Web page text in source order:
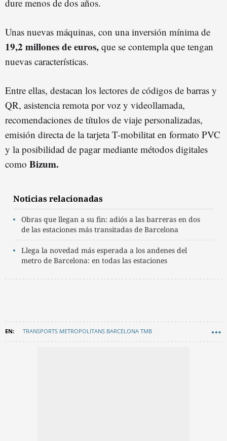
dure menos de dos años.
Unas nuevas máquinas, con una inversión mínima de
19,2 millones de euros, que se contempla que tengan
nuevas características.
Entre ellas, destacan los lectores de códigos de barras y
QR, asistencia remota por voz y videollamada,
recomendaciones de títulos de viaje personalizadas,
emisión directa de la tarjeta T-mobilitat en formato PVC
y la posibilidad de pagar mediante métodos digitales
como Bizum.
Noticias relacionadas
Obras que llegan a su fin: adiós a las barreras en dos
de las estaciones más transitadas de Barcelona
Llega la novedad más esperada a los andenes del
metro de Barcelona: en todas las estaciones
TRANSPORTS METROPOLITANS BARCELONA TMB